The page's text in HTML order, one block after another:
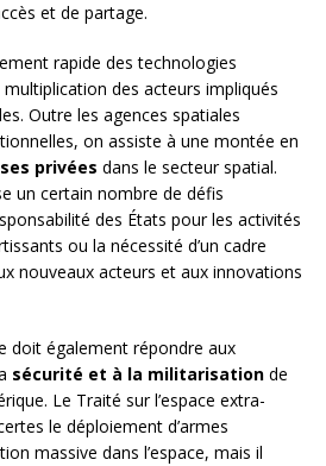
et de partage.
rapide des technologies
des acteurs impliqués
Outre les agences spatiales
on assiste à une montée en
privées dans le secteur spatial.
un certain nombre de défis
des États pour les activités
ou la nécessité d’un cadre
nouveaux acteurs et aux innovations
doit également répondre aux
sécurité et à la militarisation de
Le Traité sur l’espace extra-
le déploiement d’armes
massive dans l’espace, mais il